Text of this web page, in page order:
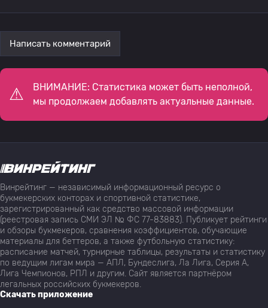
Написать комментарий
ВНИМАНИЕ: Статистика может быть неполной,
мы продолжаем добавлять актуальные данные.
Винрейтинг — независимый информационный ресурс о
букмекерских конторах и спортивной статистике,
зарегистрированный как средство массовой информации
(реестровая запись СМИ ЭЛ № ФС 77-83883). Публикует рейтинги
и обзоры букмекеров, сравнения коэффициентов, обучающие
материалы для беттеров, а также футбольную статистику:
расписание матчей, турнирные таблицы, результаты и статистику
по ведущим лигам мира — АПЛ, Бундеслига, Ла Лига, Серия А,
Лига Чемпионов, РПЛ и другим. Сайт является партнёром
легальных российских букмекеров.
Скачать приложение